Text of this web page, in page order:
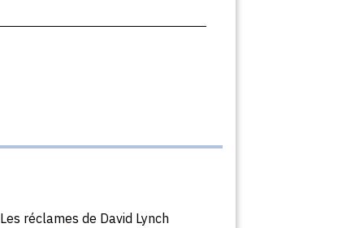
Les réclames de David Lynch